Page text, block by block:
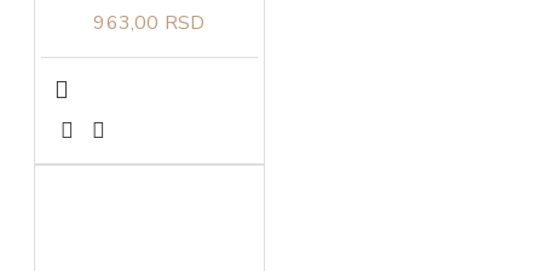
963,00 RSD